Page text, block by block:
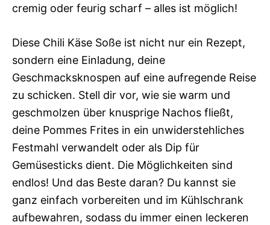
cremig oder feurig scharf – alles ist möglich!
Diese Chili Käse Soße ist nicht nur ein Rezept,
sondern eine Einladung, deine
Geschmacksknospen auf eine aufregende Reise
zu schicken. Stell dir vor, wie sie warm und
geschmolzen über knusprige Nachos fließt,
deine Pommes Frites in ein unwiderstehliches
Festmahl verwandelt oder als Dip für
Gemüsesticks dient. Die Möglichkeiten sind
endlos! Und das Beste daran? Du kannst sie
ganz einfach vorbereiten und im Kühlschrank
aufbewahren, sodass du immer einen leckeren